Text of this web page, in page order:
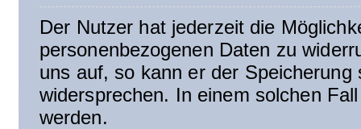
Der Nutzer hat jederzeit die
personenbezogenen Daten zu
uns auf, so kann er der
widersprechen. In einem solchen
werden.